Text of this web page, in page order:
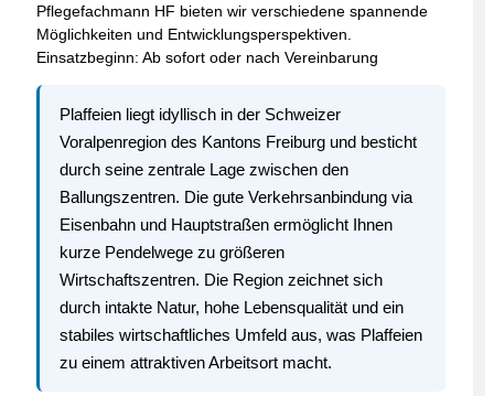
Pflegefachmann HF bieten wir verschiedene spannende
Möglichkeiten und Entwicklungsperspektiven.
Einsatzbeginn: Ab sofort oder nach Vereinbarung
Plaffeien liegt idyllisch in der Schweizer
Voralpenregion des Kantons Freiburg und besticht
durch seine zentrale Lage zwischen den
Ballungszentren. Die gute Verkehrsanbindung via
Eisenbahn und Hauptstraßen ermöglicht Ihnen
kurze Pendelwege zu größeren
Wirtschaftszentren. Die Region zeichnet sich
durch intakte Natur, hohe Lebensqualität und ein
stabiles wirtschaftliches Umfeld aus, was Plaffeien
zu einem attraktiven Arbeitsort macht.